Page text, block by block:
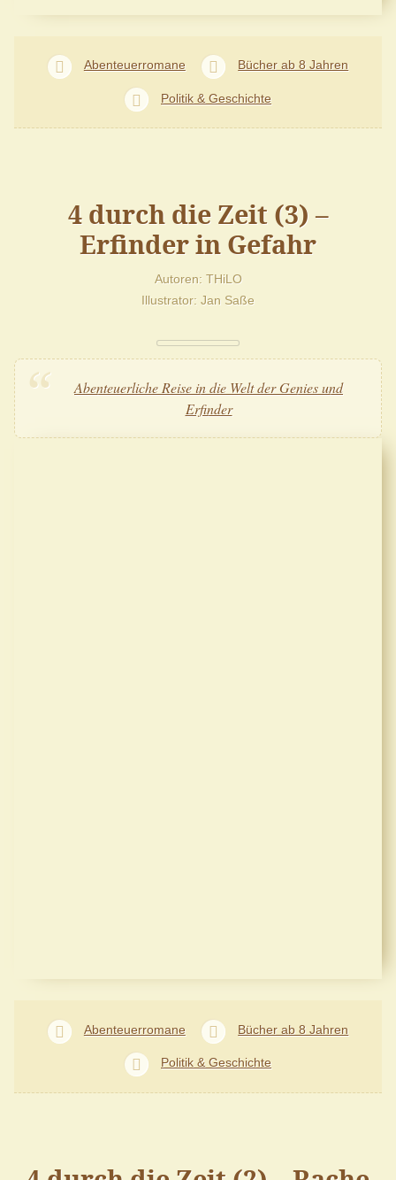
Abenteuerromane Bücher ab 8 Jahren
Politik & Geschichte
4 durch die Zeit (3) –
Erfinder in Gefahr
Autoren THiLO
Illustrator Jan Saße
Abenteuerliche Reise in die Welt der Genies und
Erfinder
Abenteuerromane Bücher ab 8 Jahren
Politik & Geschichte